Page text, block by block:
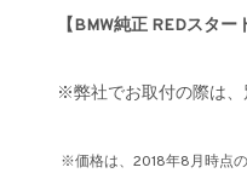
【BMW純正 REDスタ
※弊社でお取付の際は
※価格は、2018年8月時点